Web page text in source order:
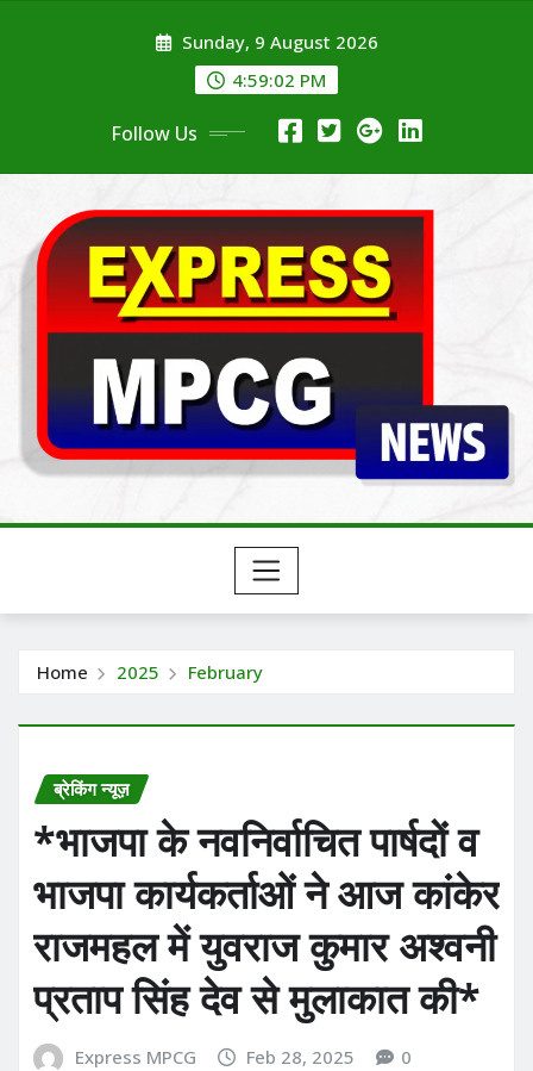
Sunday, 9 August 2026
4:59:02 PM
Follow Us
Home 2025 February
ब्रेकिंग न्यूज़
*भाजपा के नवनिर्वाचित पार्षदों व
भाजपा कार्यकर्ताओं ने आज कांकेर
राजमहल में युवराज कुमार अश्वनी
प्रताप सिंह देव से मुलाकात की*
Express MPCG Feb 28, 2025 0